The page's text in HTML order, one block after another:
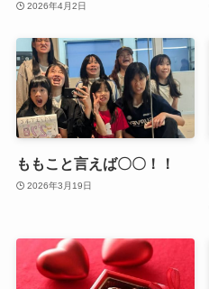
2026年4月2日
ももこと言えば〇〇！！
2026年3月19日